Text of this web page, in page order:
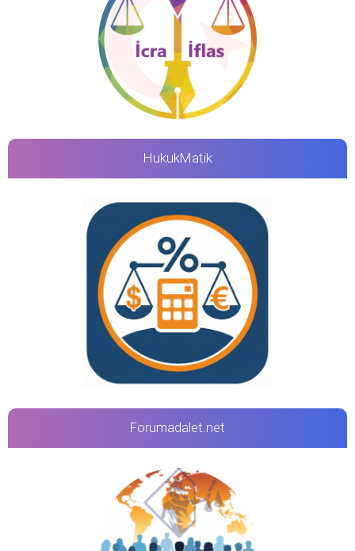
HukukMatik
Forumadalet.net